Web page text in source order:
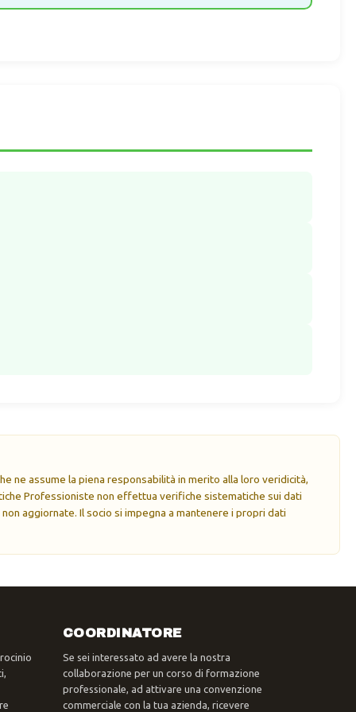
ne assume la piena responsabilità in merito alla loro veridicità,
Professioniste non effettua verifiche sistematiche sui dati
aggiornate. Il socio si impegna a mantenere i propri dati
COORDINATORE
Se sei interessato ad avere la nostra
collaborazione per un corso di formazione
professionale, ad attivare una convenzione
commerciale con la tua azienda, ricevere